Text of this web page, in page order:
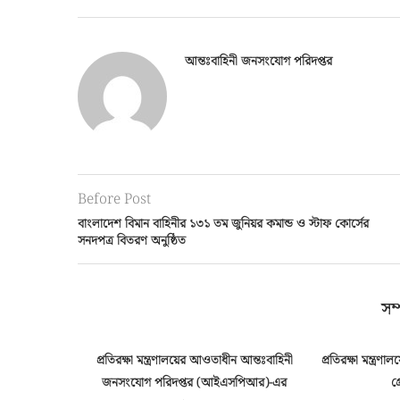
আন্তঃবাহিনী জনসংযোগ পরিদপ্তর
Before Post
বাংলাদেশ বিমান বাহিনীর ১৩১ তম জুনিয়র কমান্ড ও স্টাফ কোর্সের
সনদপত্র বিতরণ অনুষ্ঠিত
প্রতিরক্ষা মন্ত্রণালয়ের আওতাধীন আন্তঃবাহিনী
জনসংযোগ পরিদপ্তর (আইএসপিআর)-এর
প্রতিরক্ষা